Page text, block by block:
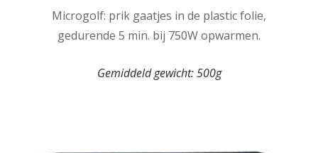
Microgolf: prik gaatjes in de plastic folie,
gedurende 5 min. bij 750W opwarmen.
Gemiddeld gewicht:500g